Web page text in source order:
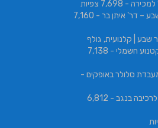
למכירה - 7,698 צפיות
– דר' איתן בר
- 7,160
שבע | קלנועית, גולף
חשמלי
- 7,138
סלולר באופקים -
בנגב
- 6,812